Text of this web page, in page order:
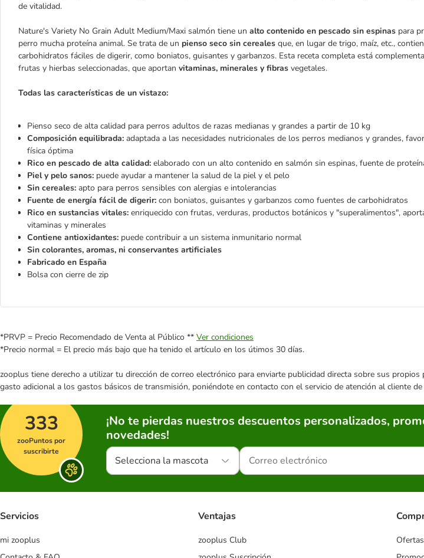
de vitalidad.
Nature's Variety No Grain Adult Medium/Maxi salmón tiene un alto contenido en pescado sin espinas para
perro mucha proteína animal. Se trata de un pienso seco sin cereales que, en lugar de trigo, maíz, etc.,
carbohidratos fáciles de digerir, como boniatos, guisantes y garbanzos. Esta receta completa está
frutas y hierbas seleccionadas, que aportan vitaminas, minerales y fibras vegetales.
Todas las características de un vistazo:
Pienso seco de alta calidad para perros adultos de razas medianas y grandes a partir de 10 kg
Composición equilibrada: adaptada a las necesidades nutricionales de los perros medianos y grandes,
física óptima
Rico en pescado de alta calidad: elaborado con un alto contenido en salmón sin espinas, fuente de
Piel y pelo sanos: puede ayudar a mantener la salud de la piel y el pelo
Sin cereales: apto para perros sensibles con alergias e intolerancias
Fuente de energía fácil de digerir: con boniatos, guisantes y garbanzos como fuentes de carbohidratos
Rico en sustancias vitales: enriquecido con frutas, verduras, productos botánicos y "superalimentos",
vitaminas y minerales
Contiene antioxidantes: puede contribuir a un sistema inmunitario normal
Sin colorantes, aromas, ni conservantes artificiales
Fabricado en España
Bolsa con cierre de zip
*PRVP = Precio Recomendado de Venta al Público ** Ver condiciones
*Precio normal = El precio más bajo que ha tenido el artículo en los útimos 30 días.
zooplus tiene derecho a utilizar tu dirección de correo electrónico para enviarte publicidad directa sobre sus
gasto adicional a los gastos básicos de transmisión, poniéndote en contacto con el servicio de atención al cliente
333
zooPuntos por
suscribirte
¡No te pierdas nuestros descuentos personalizados,
novedades!
Selecciona la mascota
Servicios
mi zooplus
Ventajas
zooplus Club